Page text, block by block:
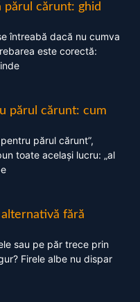
părul cărunt: ghid
întreabă dacă nu cumva
este corectă:
părul cărunt: cum
părul cărunt”,
toate același lucru: „al
fără
sau pe păr trece prin
Firele albe nu dispar